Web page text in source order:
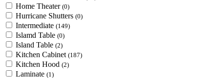
Home Theater (0)
Hurricane Shutters (0)
Intermediate (149)
Islamd Table (0)
Island Table (2)
Kitchen Cabinet (187)
Kitchen Hood (2)
Laminate (1)